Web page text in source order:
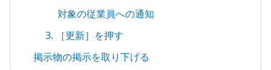
対象の従業員への通知
3. ［更新］を押す
掲示物の掲示を取り下げる